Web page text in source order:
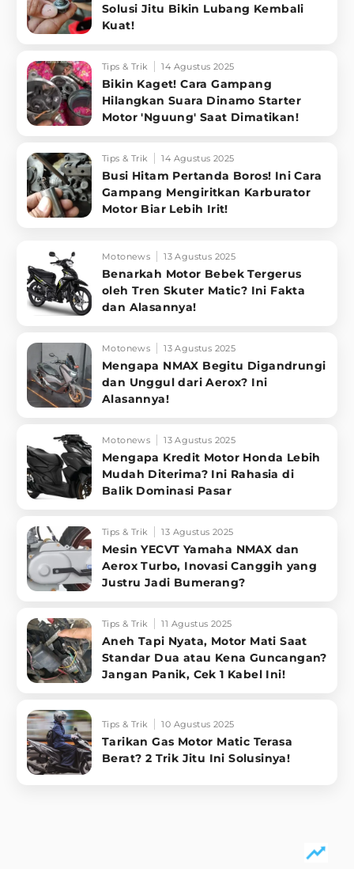
Solusi Jitu Bikin Lubang Kembali
Kuat!
Tips & Trik 14 Agustus 2025
Bikin Kaget! Cara Gampang
Hilangkan Suara Dinamo Starter
Motor 'Nguung' Saat Dimatikan!
Tips & Trik 14 Agustus 2025
Busi Hitam Pertanda Boros! Ini Cara
Gampang Mengiritkan Karburator
Motor Biar Lebih Irit!
Motonews 13 Agustus 2025
Benarkah Motor Bebek Tergerus
oleh Tren Skuter Matic? Ini Fakta
dan Alasannya!
Motonews 13 Agustus 2025
Mengapa NMAX Begitu Digandrungi
dan Unggul dari Aerox? Ini
Alasannya!
Motonews 13 Agustus 2025
Mengapa Kredit Motor Honda Lebih
Mudah Diterima? Ini Rahasia di
Balik Dominasi Pasar
Tips & Trik 13 Agustus 2025
Mesin YECVT Yamaha NMAX dan
Aerox Turbo, Inovasi Canggih yang
Justru Jadi Bumerang?
Tips & Trik 11 Agustus 2025
Aneh Tapi Nyata, Motor Mati Saat
Standar Dua atau Kena Guncangan?
Jangan Panik, Cek 1 Kabel Ini!
Tips & Trik 10 Agustus 2025
Tarikan Gas Motor Matic Terasa
Berat? 2 Trik Jitu Ini Solusinya!